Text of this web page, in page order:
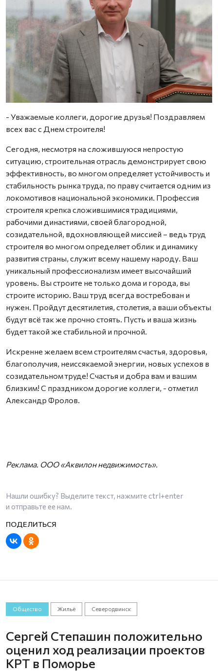
- Уважаемые коллеги, дорогие друзья! Поздравляем
всех вас с Днем строителя!
Сегодня, несмотря на сложившуюся непростую
ситуацию, строительная отрасль демонстрирует свою
эффективность, во многом определяет устойчивость и
стабильность рынка труда, по праву считается одним из
локомотивов национальной экономики. Профессия
строителя крепка сложившимися традициями,
рабочими династиями, своей благородной,
созидательной, вдохновляющей миссией – ведь труд
строителя во многом определяет облик и динамику
развития страны, служит всему нашему народу. Ваш
уникальный профессионализм имеет высочайший
уровень. Вы строите не только дома и города, вы
строите историю. Ваш труд всегда востребован и
нужен. Пройдут десятилетия, столетия, а ваши объекты
будут всё так же прочно стоять. Пусть и ваша жизнь
будет такой же стабильной и прочной.
Искренне желаем всем строителям счастья, здоровья,
благополучия, неиссякаемой энергии, новых успехов в
созидательном труде! Счастья и добра вам и вашим
близким! С праздником дорогие коллеги, - отметил
Александр Фролов.
Реклама. ООО «Аквилон недвижимость».
Нашли ошибку? Выделите текст, нажмите ctrl+enter
и отправьте ее нам.
Общество Жильё Северодвинск
Сергей Степашин положительно
оценил ход реализации проектов
КРТ в Поморье